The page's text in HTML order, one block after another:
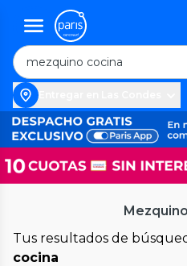
Tus resultados de
cocina